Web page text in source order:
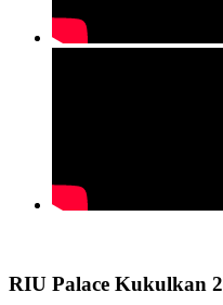
RIU Palace Kukulkan 2